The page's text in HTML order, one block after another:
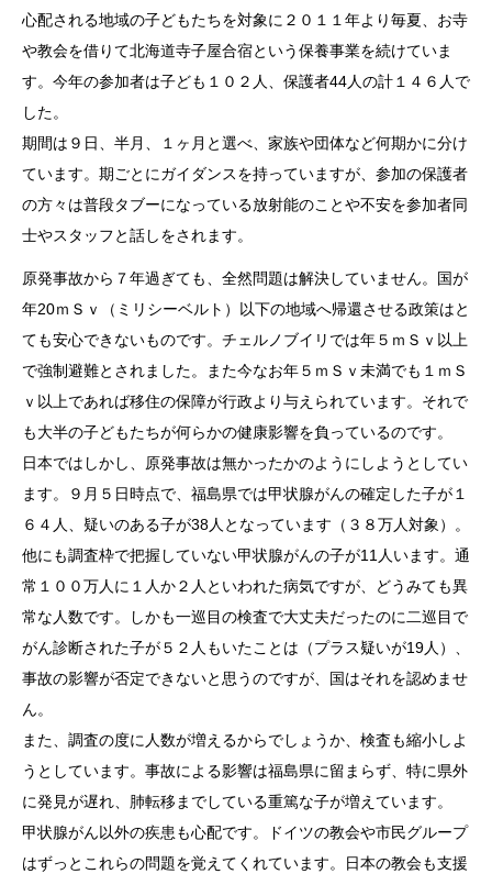
心配される地域の子どもたちを対象に２０１１年より毎夏、お寺
や教会を借りて北海道寺子屋合宿という保養事業を続けていま
す。今年の参加者は子ども１０２人、保護者44人の計１４６人で
した。
期間は９日、半月、１ヶ月と選べ、家族や団体など何期かに分け
ています。期ごとにガイダンスを持っていますが、参加の保護者
の方々は普段タブーになっている放射能のことや不安を参加者同
士やスタッフと話しをされます。
原発事故から７年過ぎても、全然問題は解決していません。国が
年20ｍＳｖ（ミリシーベルト）以下の地域へ帰還させる政策はと
ても安心できないものです。チェルノブイリでは年５ｍＳｖ以上
で強制避難とされました。また今なお年５ｍＳｖ未満でも１ｍＳ
ｖ以上であれば移住の保障が行政より与えられています。それで
も大半の子どもたちが何らかの健康影響を負っているのです。
日本ではしかし、原発事故は無かったかのようにしようとしてい
ます。９月５日時点で、福島県では甲状腺がんの確定した子が１
６４人、疑いのある子が38人となっています（３８万人対象）。
他にも調査枠で把握していない甲状腺がんの子が11人います。通
常１００万人に１人か２人といわれた病気ですが、どうみても異
常な人数です。しかも一巡目の検査で大丈夫だったのに二巡目で
がん診断された子が５２人もいたことは（プラス疑いが19人）、
事故の影響が否定できないと思うのですが、国はそれを認めませ
ん。
また、調査の度に人数が増えるからでしょうか、検査も縮小しよ
うとしています。事故による影響は福島県に留まらず、特に県外
に発見が遅れ、肺転移までしている重篤な子が増えています。
甲状腺がん以外の疾患も心配です。ドイツの教会や市民グループ
はずっとこれらの問題を覚えてくれています。日本の教会も支援